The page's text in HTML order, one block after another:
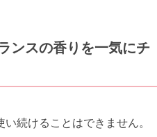
ンスの香りを一気にチ
続けることはできません。